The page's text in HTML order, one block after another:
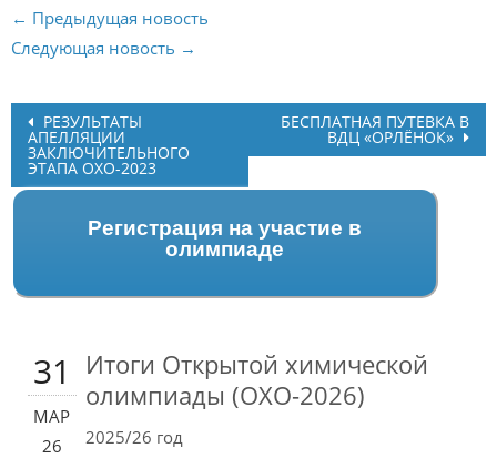
← Предыдущая новость
Следующая новость →
Post
navigation
РЕЗУЛЬТАТЫ
АПЕЛЛЯЦИИ
ЗАКЛЮЧИТЕЛЬНОГО
ЭТАПА ОХО-2023
БЕСПЛАТНАЯ ПУТЕВКА В
ВДЦ «ОРЛЁНОК»
Регистрация на участие в
олимпиаде
31
МАР
26
Итоги Открытой химической
олимпиады (ОХО-2026)
2025/26 год